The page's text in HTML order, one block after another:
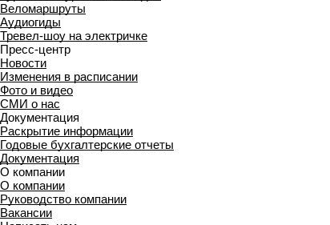
Веломаршруты
Аудиогиды
Тревел-шоу на электричке
Пресс-центр
Новости
Изменения в расписании
Фото и видео
СМИ о нас
Документация
Раскрытие информации
Годовые бухгалтерские отчеты
Документация
О компании
О компании
Руководство компании
Вакансии